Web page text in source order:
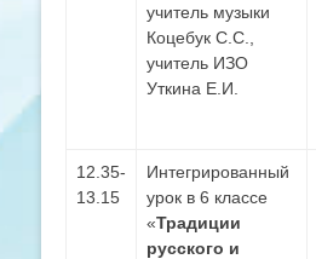
учитель музыки
Коцебук С.С.,
учитель ИЗО
Уткина Е.И.
12.35-
13.15
Интегрированный
урок в 6 классе
«Традиции
русского и